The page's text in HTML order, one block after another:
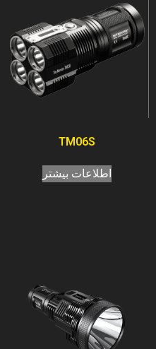
TM06S
اطلاعات بیشتر